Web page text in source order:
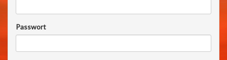
Passwort